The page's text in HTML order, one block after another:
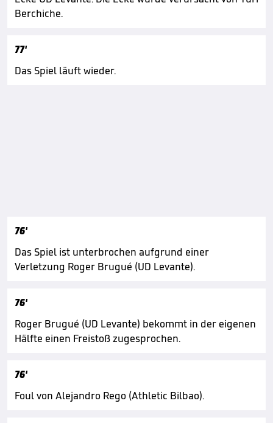
Berchiche.
77'
Das Spiel läuft wieder.
76'
Das Spiel ist unterbrochen aufgrund einer
Verletzung Roger Brugué (UD Levante).
76'
Roger Brugué (UD Levante) bekommt in der eigenen
Hälfte einen Freistoß zugesprochen.
76'
Foul von Alejandro Rego (Athletic Bilbao).